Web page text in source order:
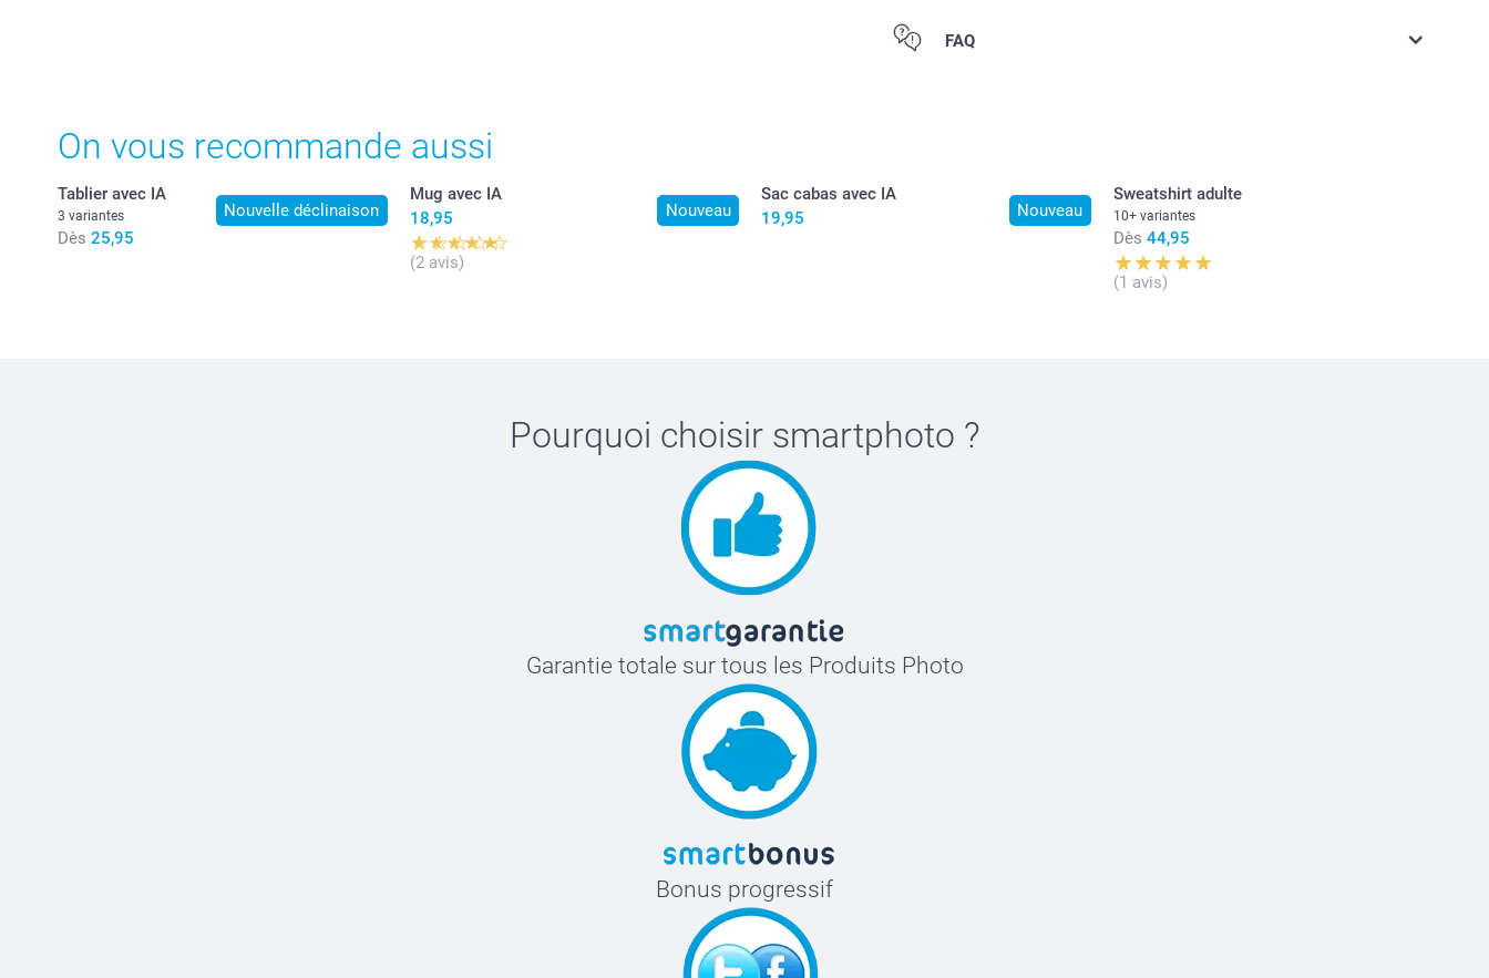
Tous les prix sont en francs suisses (CHF), TVA incluse et hors frais de
FAQ
désirez personnaliser (avant ou arrière).
On vous recommande aussi
Nouvelle déclinaison
Tablier avec IA
3 variantes
Dès 25,95
Nouveau
Mug avec IA
18,95
(2 avis)
Nouveau
Sac cabas avec IA
19,95
Sweatshirt adulte
10+ variantes
Dès 44,95
(1 avis)
Pourquoi choisir smartphoto ?
Garantie totale sur tous les Produits Photo
Bonus progressif